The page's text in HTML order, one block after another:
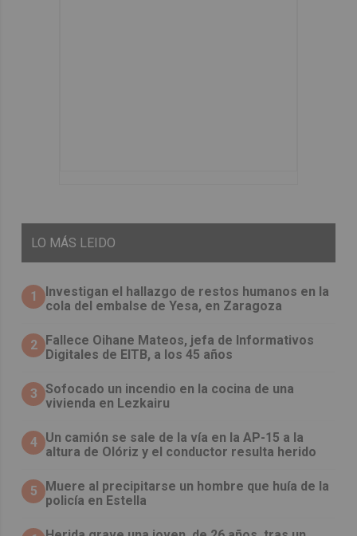
LO MÁS LEIDO
1
Investigan el hallazgo de restos humanos en la
cola del embalse de Yesa, en Zaragoza
2 Fallece Oihane Mateos, jefa de Informativos
Digitales de EITB, a los 45 años
3 Sofocado un incendio en la cocina de una
vivienda en Lezkairu
4 Un camión se sale de la vía en la AP-15 a la
altura de Olóriz y el conductor resulta herido
5
Muere al precipitarse un hombre que huía de la
policía en Estella